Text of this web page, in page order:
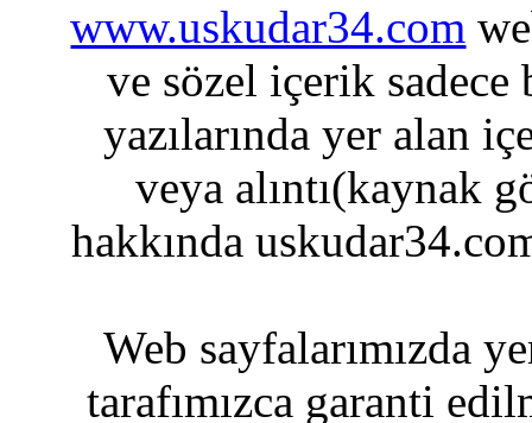
www.uskudar34.com
ve sözel içerik sadece
yazılarında yer alan
veya alıntı(kaynak
hakkında
Web sayfalarımızda
tarafımızca garanti